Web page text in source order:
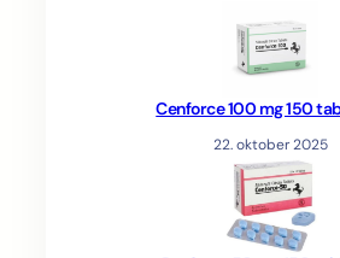
Cenforce 100 mg 150
22. oktober 2025